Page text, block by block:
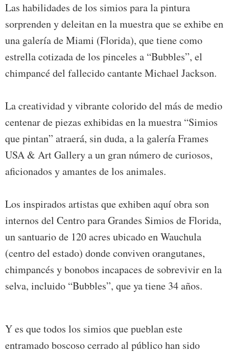
Las habilidades de los simios para la pintura
sorprenden y deleitan en la muestra que se exhibe en
una galería de Miami (Florida), que tiene como
estrella cotizada de los pinceles a “Bubbles”, el
chimpancé del fallecido cantante Michael Jackson.
La creatividad y vibrante colorido del más de medio
centenar de piezas exhibidas en la muestra “Simios
que pintan” atraerá, sin duda, a la galería Frames
USA & Art Gallery a un gran número de curiosos,
aficionados y amantes de los animales.
Los inspirados artistas que exhiben aquí obra son
internos del Centro para Grandes Simios de Florida,
un santuario de 120 acres ubicado en Wauchula
(centro del estado) donde conviven orangutanes,
chimpancés y bonobos incapaces de sobrevivir en la
selva, incluido “Bubbles”, que ya tiene 34 años.
Y es que todos los simios que pueblan este
entramado boscoso cerrado al público han sido